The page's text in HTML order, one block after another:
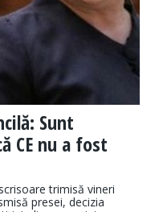
Sunt
CE nu a fost
trimisă vineri
presei, decizia